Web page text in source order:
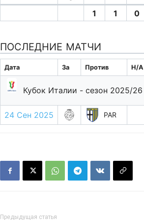
1 1 0
ПОСЛЕДНИЕ МАТЧИ
Дата За Против H/A
Кубок Италии - сезон 2025/26
24 Сен 2025 PAR
Предыдущая статья